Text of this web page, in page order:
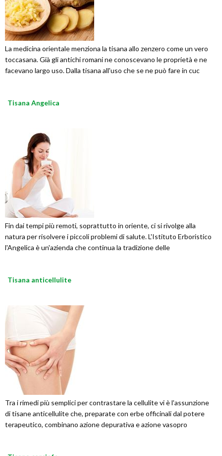
La medicina orientale menziona la tisana allo zenzero come un vero
toccasana. Già gli antichi romani ne conoscevano le proprietà e ne
facevano largo uso. Dalla tisana all'uso che se ne può fare in cuc
Tisana Angelica
Fin dai tempi più remoti, soprattutto in oriente, ci si rivolge alla
natura per risolvere i piccoli problemi di salute. L'Istituto Erboristico
l'Angelica è un'azienda che continua la tradizione delle
Tisana anticellulite
Tra i rimedi più semplici per contrastare la cellulite vi è l'assunzione
di tisane anticellulite che, preparate con erbe officinali dal potere
terapeutico, combinano azione depurativa e azione vasopro